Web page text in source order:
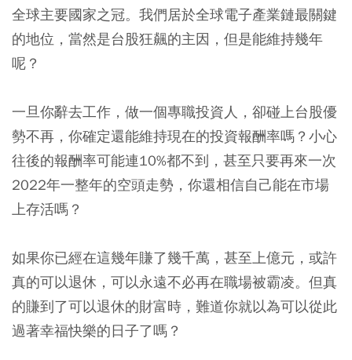
全球主要國家之冠。我們居於全球電子產業鏈最關鍵
的地位，當然是台股狂飆的主因，但是能維持幾年
呢？
一旦你辭去工作，做一個專職投資人，卻碰上台股優
勢不再，你確定還能維持現在的投資報酬率嗎？小心
往後的報酬率可能連10%都不到，甚至只要再來一次
2022年一整年的空頭走勢，你還相信自己能在市場
上存活嗎？
如果你已經在這幾年賺了幾千萬，甚至上億元，或許
真的可以退休，可以永遠不必再在職場被霸凌。但真
的賺到了可以退休的財富時，難道你就以為可以從此
過著幸福快樂的日子了嗎？